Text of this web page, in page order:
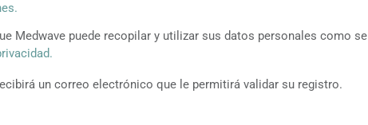
Medwave puede recopilar y utilizar sus datos personales como se
un correo electrónico que le permitirá validar su registro.